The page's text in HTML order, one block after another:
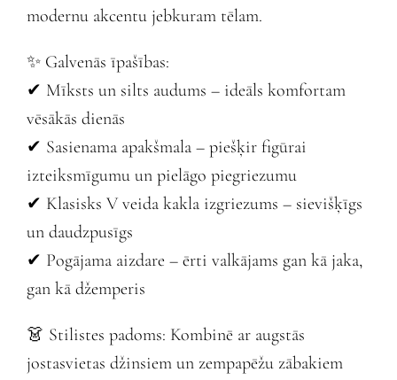
modernu akcentu jebkuram tēlam.
✨ Galvenās īpašības:
✔ Mīksts un silts audums – ideāls komfortam
vēsākās dienās
✔ Sasienama apakšmala – piešķir figūrai
izteiksmīgumu un pielāgo piegriezumu
✔ Klasisks V veida kakla izgriezums – sievišķīgs
un daudzpusīgs
✔ Pogājama aizdare – ērti valkājams gan kā jaka,
gan kā džemperis
👗 Stilistes padoms: Kombinē ar augstās
jostasvietas džinsiem un zempapēžu zābakiem